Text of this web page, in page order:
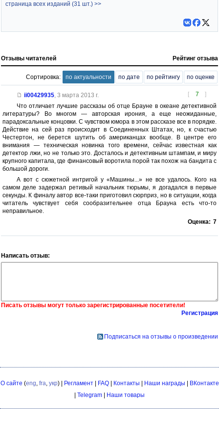
страница всех изданий (31 шт.) >>
Отзывы читателей Рейтинг отзыва
Сортировка: по актуальности по дате по рейтингу по оценке
[ 7 ]
ii00429935, 3 марта 2013 г.
Что отличает лучшие рассказы об отце Брауне в океане детективной
литературы? Во многом — авторская ирония, а еще неожиданные,
парадоксальные концовки. С чувством юмора в этом рассказе все в порядке.
Действие на сей раз происходит в Соединенных Штатах, но, к счастью
Честертон, не берется шутить об американцах вообще. В центре его
внимания — техническая новинка того времени, сейчас известная как
детектор лжи, но не только это. Досталось и детективным штампам, и миру
крупного капитала, где финансовый воротила порой так похож на бандита с
большой дороги.
А вот с сюжетной интригой у «Машины...» не все удалось. Кого на
самом деле задержал ретивый начальник тюрьмы, я догадался в первые
секунды. К финалу автор все-таки приготовил сюрприз, но в ситуации, когда
читатель чувствует себя сообразительнее отца Брауна есть что-то
неправильное.
Оценка: 7
Написать отзыв:
Писать отзывы могут только зарегистрированные посетители!
Регистрация
Подписаться на отзывы о произведении
О сайте (eng, fra, укр) | Регламент| FAQ| Контакты Наши награды
ВКонтакте
Telegram Наши товары